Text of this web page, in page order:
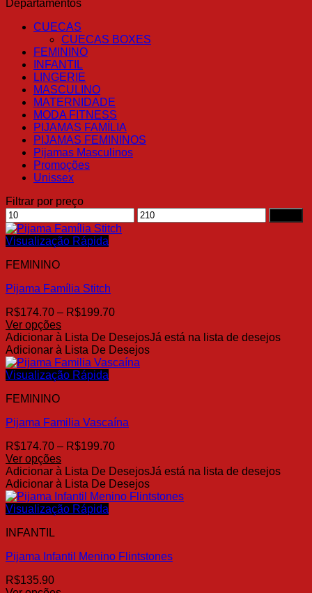
Departamentos
CUECAS
CUECAS BOXES
FEMININO
INFANTIL
LINGERIE
MASCULINO
MATERNIDADE
MODA FITNESS
PIJAMAS FAMÍLIA
PIJAMAS FEMININOS
Pijamas Masculinos
Promoções
Unissex
Filtrar por preço
Preço
mínimo
Preço
máximo
Visualização Rápida
FEMININO
Pijama Família Stitch
R$174.70 – R$199.70Faixa
preço:
R$174.70
através
Ver opções
Este
produto
tem
várias
As
podem
escolhidas
na
página
do
produto
Adicionar à Lista De DesejosJá está na lista de desejos
Adicionar à Lista De Desejos
Visualização Rápida
FEMININO
Pijama Familia Vascaína
R$174.70 – R$199.70Faixa
preço:
R$174.70
através
Ver opções
Este
produto
tem
várias
As
podem
escolhidas
Adicionar à Lista De DesejosJá está na lista de desejos
Adicionar à Lista De Desejos
Visualização Rápida
INFANTIL
Pijama Infantil Menino Flintstones
R$135.90